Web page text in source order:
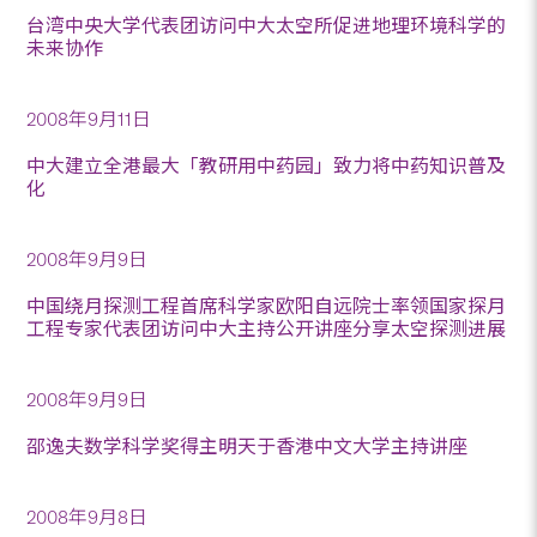
台湾中央大学代表团访问中大太空所促进地理环境科学的
未来协作
2008年9月11日
中大建立全港最大「教研用中药园」致力将中药知识普及
化
2008年9月9日
中国绕月探测工程首席科学家欧阳自远院士率领国家探月
工程专家代表团访问中大主持公开讲座分享太空探测进展
2008年9月9日
邵逸夫数学科学奖得主明天于香港中文大学主持讲座
2008年9月8日